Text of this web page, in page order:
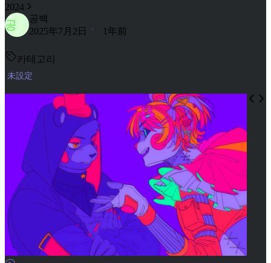
2024
공
공백
2025年7月2日
1年前
카테고리
未設定